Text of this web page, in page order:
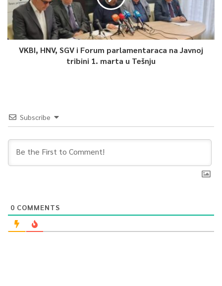
VKBI, HNV, SGV i Forum parlamentaraca na Javnoj
tribini 1. marta u Tešnju
Subscribe
0 COMMENTS